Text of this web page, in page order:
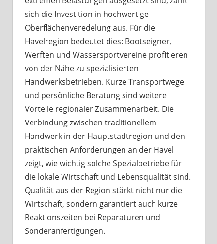
sich die Investition in hochwertige
Oberflächenveredelung aus. Für die
Havelregion bedeutet dies: Bootseigner,
Werften und Wassersportvereine profitieren
von der Nähe zu spezialisierten
Handwerksbetrieben. Kurze Transportwege
und persönliche Beratung sind weitere
Vorteile regionaler Zusammenarbeit. Die
Verbindung zwischen traditionellem
Handwerk in der Hauptstadtregion und den
praktischen Anforderungen an der Havel
zeigt, wie wichtig solche Spezialbetriebe für
die lokale Wirtschaft und Lebensqualität sind.
Qualität aus der Region stärkt nicht nur die
Wirtschaft, sondern garantiert auch kurze
Reaktionszeiten bei Reparaturen und
Sonderanfertigungen.